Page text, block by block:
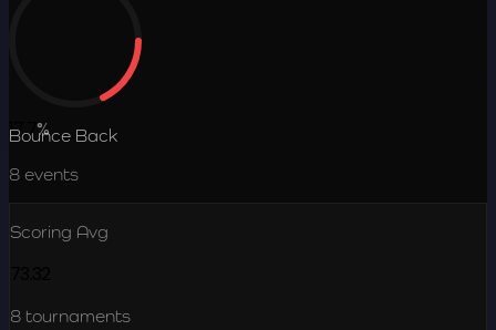
17.7%
Bounce Back
8 events
Scoring Avg
8 tournaments